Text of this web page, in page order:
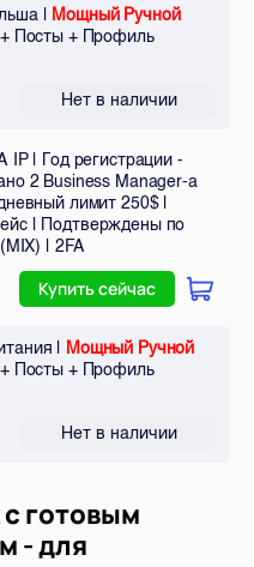
| Мощный Ручной
Посты + Профиль
Нет в наличии
| Год регистрации -
2 Business Manager-а
лимит 250$ |
| Подтверждены по
| 2FA
Купить сейчас
| Мощный Ручной
Посты + Профиль
Нет в наличии
готовым
- для